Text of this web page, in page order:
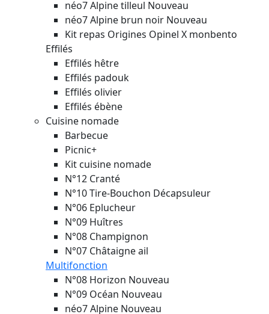
néo7 Alpine tilleul Nouveau
néo7 Alpine brun noir Nouveau
Kit repas Origines Opinel X monbento
Effilés
Effilés hêtre
Effilés padouk
Effilés olivier
Effilés ébène
Cuisine nomade
Barbecue
Picnic+
Kit cuisine nomade
N°12 Cranté
N°10 Tire-Bouchon Décapsuleur
N°06 Eplucheur
N°09 Huîtres
N°08 Champignon
N°07 Châtaigne ail
Multifonction
N°08 Horizon Nouveau
N°09 Océan Nouveau
néo7 Alpine Nouveau